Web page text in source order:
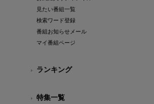
見たい番組一覧
検索ワード登録
番組お知らせメール
マイ番組ページ
ランキング
特集一覧